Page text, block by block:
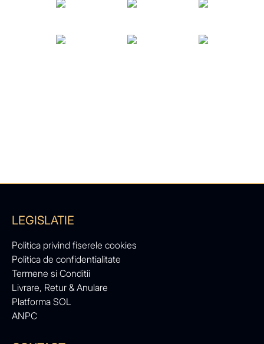
LEGISLATIE
Politica privind fiserele cookies
Politica de confidentialitate
Termene si Conditii
Livrare, Retur & Anulare
Platforma SOL
ANPC